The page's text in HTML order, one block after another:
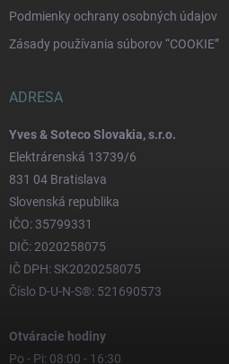
Podmienky ochrany osobných údajov
Zásady používania súborov “COOKIE”
ADRESA
Yves & Soteco Slovakia, s.r.o.
Elektrárenská 13739/6
831 04 Bratislava
Slovenská republika
IČO: 35799331
DIČ: 2020258075
IČ DPH: SK2020258075
Číslo D-U-N-S®: 521690573
Otváracie hodiny
Po - Pi: 08:00 - 16:30